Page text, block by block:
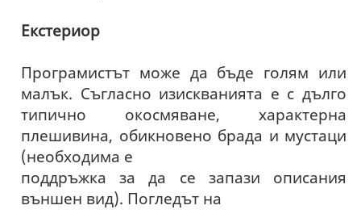
Екстериор
Програмистът може да бъде голям или
малък. Съгласно изискванията е с дълго
типично окосмяване, характерна
плешивина, обикновено брада и мустаци
(необходима е
поддръжка за да се запази описания
външен вид). Погледът на